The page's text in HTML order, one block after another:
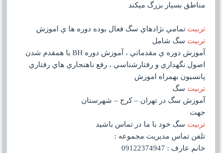
مناطق بسيار بزرگ ميکند
تربيت تمامي نژادهاي سگ فعال بوده دوره ها ي اموزش
تربيت سگ شامل
آموزش دوره ي مقدماتي ، آموزش دوره BH يا همقدم شدن
اصول نگهداري و رفتارشناسي ، رفع ناهنجاري هاي رفتاري
پانسيون بهمراه اموزش
تربيت سگ
آموزش سگ در تهران – کرج – شهرستان
جهت
تربيت سگ خود با ما در تماس باشيد
تلفن تماس مديريت مجموعه :
خانم عارف : 09122374947